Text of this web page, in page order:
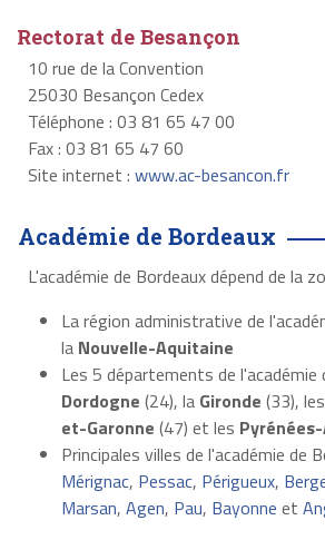
Rectorat de Besançon
10 rue de la Convention
25030 Besançon Cedex
Téléphone : 03 81 65 47 00
Fax : 03 81 65 47 60
Site internet : www.ac-besancon.fr
Académie de Bordeaux
L'académie de Bordeaux dépend de la
La région administrative de
la Nouvelle-Aquitaine
Les 5 départements de
Dordogne (24), la Gironde (33), les
et-Garonne (47) et les
Principales villes de l'académie de
Mérignac, Pessac, Périgueux,
Marsan, Agen, Pau, Bayonne et